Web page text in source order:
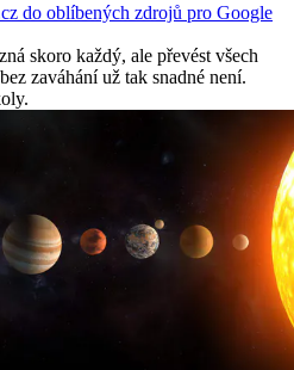
do oblíbených zdrojů pro Google
skoro každý, ale převést všech
zaváhání už tak snadné není.